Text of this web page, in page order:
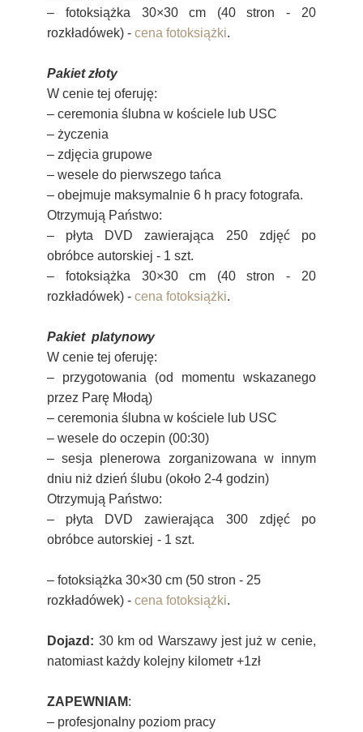
– fotoksiążka 30×30 cm (40 stron - 20
rozkładówek) -cena fotoksiążki.
Pakiet złoty
W cenie tej oferuję:
– ceremonia ślubna w kościele lub USC
– życzenia
– zdjęcia grupowe
–wesele do pierwszego tańca
–obejmuje maksymalnie 6 h pracy fotografa.
Otrzymują Państwo:
– płyta DVD zawierająca 250 zdjęć po
obróbce autorskiej - 1 szt.
– fotoksiążka 30×30 cm (40 stron - 20
rozkładówek) -cena fotoksiążki.
Pakiet platynowy
W cenie tej oferuję:
– przygotowania (od momentu wskazanego
przez Parę Młodą)
– ceremonia ślubna w kościele lub USC
– wesele do oczepin (00:30)
– sesja plenerowa zorganizowana w innym
dniu niż dzień ślubu (około 2-4 godzin)
Otrzymują Państwo:
– płyta DVD zawierająca 300 zdjęć po
obróbce autorskiej - 1 szt.
– fotoksiążka 30×30 cm (50 stron - 25
rozkładówek) -cena fotoksiążki.
Dojazd: 30 km od Warszawy jest już w cenie,
natomiast każdy kolejny kilometr +1zł
ZAPEWNIAM:
– profesjonalny poziom pracy